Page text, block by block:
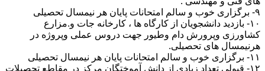
۹- برگزاری خوب و سالم امتحانات پایان هر نیمسال تحصیلی
۱۰- بازدید دانشجویان از کارگاه ها ، کارخانه جات و.مزارع
کشاورزی وپرورش دام وطیور جهت دروس عملی وپروژه در
هرنیمسال های تحصیلی.
۱۱- برگزاری خوب و سالم امتحانات پایان هر نیمسال تحصیلی
۱۲- قبولی تعداد زیادی از دانش آموختگان مرکز در مقاطع تحصیلات